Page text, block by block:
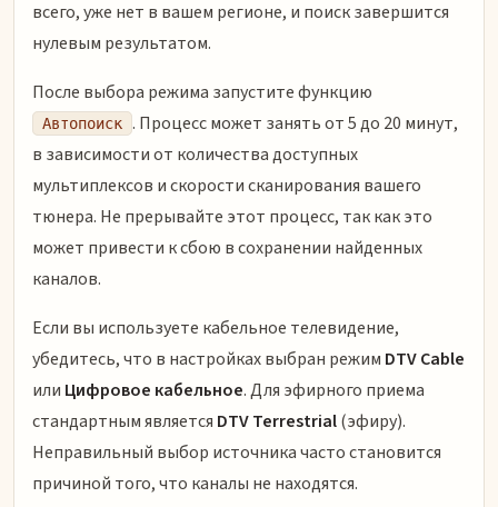
всего, уже нет в вашем регионе, и поиск завершится
нулевым результатом.
После выбора режима запустите функцию
Автопоиск . Процесс может занять от 5 до 20 минут,
в зависимости от количества доступных
мультиплексов и скорости сканирования вашего
тюнера. Не прерывайте этот процесс, так как это
может привести к сбою в сохранении найденных
каналов.
Если вы используете кабельное телевидение,
убедитесь, что в настройках выбран режим DTV Cable
или Цифровое кабельное. Для эфирного приема
стандартным является DTV Terrestrial(эфиру).
Неправильный выбор источника часто становится
причиной того, что каналы не находятся.